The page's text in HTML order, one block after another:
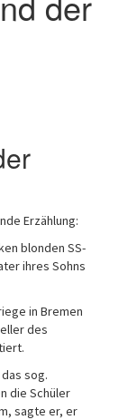
Erzählung:
blonden SS-
ihres Sohns
in Bremen
des
sog.
die Schüler
sagte er, er